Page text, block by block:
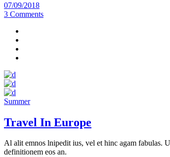
07/09/2018
3 Comments
Summer
Travel In Europe
Al alit emnos lnipedit ius, vel et hinc agam fabulas.
definitionem eos an.